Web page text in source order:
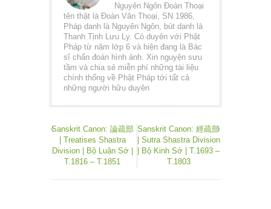
Nguyên Ngôn Đoàn Thoại
tên thật là Đoàn Văn Thoại, SN 1986,
Pháp danh là Nguyên Ngôn, bút danh là
Thanh Tịnh Lưu Ly. Có duyên với Phật
Pháp từ năm lớp 6 và hiện đang là Bác
sĩ chẩn đoán hình ảnh. Xin nguyện sưu
tầm và chia sẻ miễn phí những tài liệu
chính thống về Phật Pháp tới tất cả
những người hữu duyên
Sanskrit Canon: 論疏部
| Treatises Shastra
Division | Bộ Luận Sớ |
T.1816 – T.1851
Sanskrit Canon: 經疏部
| Sutra Shastra Division
| Bộ Kinh Sớ | T.1693 –
T.1803